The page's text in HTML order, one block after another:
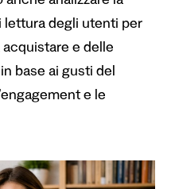
lettura degli utenti per
e delle
base ai gusti del
e le